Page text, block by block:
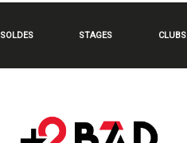
SOLDES STAGES CLUBS